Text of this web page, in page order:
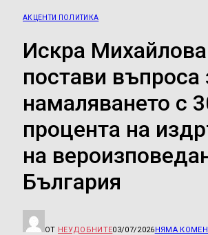
АКЦЕНТИ ПОЛИТИКА
Искра Михайлова
постави въпроса
намаляването с
процента на
на
България
ОТ НЕУДОБНИТЕ03/07/2026НЯМА